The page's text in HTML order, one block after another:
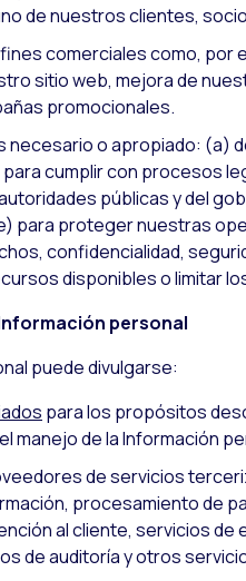
de nuestros clientes,
comerciales como, por
sitio web, mejora de
promocionales.
necesario o apropiado: (a)
cumplir con procesos
públicas y del
para proteger nuestras
confidencialidad,
disponibles o limitar
personal
puede divulgarse:
para los propósitos
manejo de la Información
de servicios
procesamiento de
al cliente, servicios
de auditoría y otros